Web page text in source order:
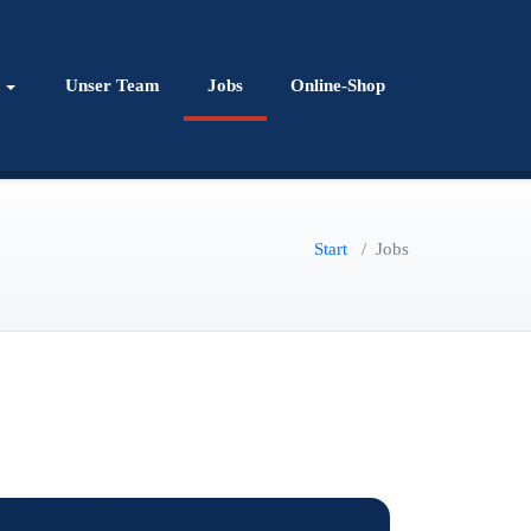
Unser Team Jobs Online-Shop
Start / Jobs